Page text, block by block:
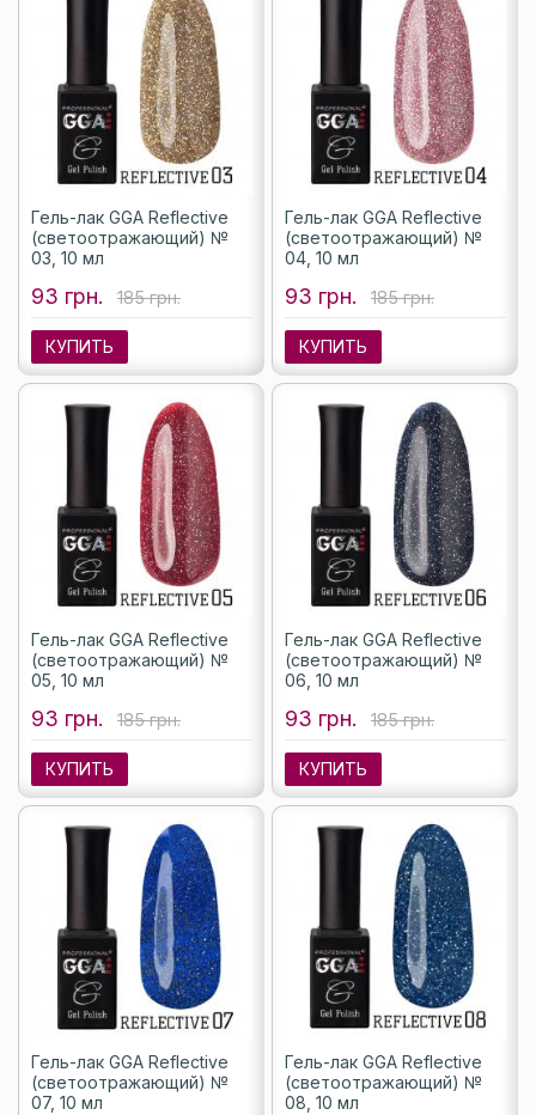
Гель-лак GGA Reflective
(светоотражающий) №
03, 10 мл
93 грн. 185 грн.
КУПИТЬ
Гель-лак GGA Reflective
(светоотражающий) №
04, 10 мл
93 грн. 185 грн.
КУПИТЬ
Гель-лак GGA Reflective
(светоотражающий) №
05, 10 мл
93 грн. 185 грн.
КУПИТЬ
Гель-лак GGA Reflective
(светоотражающий) №
06, 10 мл
93 грн. 185 грн.
КУПИТЬ
Гель-лак GGA Reflective
(светоотражающий) №
07, 10 мл
Гель-лак GGA Reflective
(светоотражающий) №
08, 10 мл